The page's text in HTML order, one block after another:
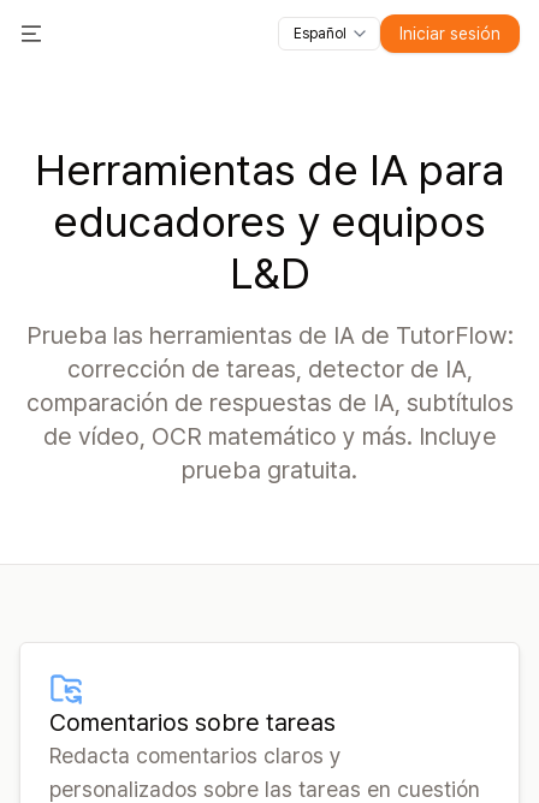
Todas las funciones VídeosDiapositivas PruebasMódulos
Toggle Menu
Español Iniciar sesión
Herramientas de IA para
educadores y equipos
L&D
Prueba las herramientas de IA de TutorFlow:
corrección de tareas, detector de IA,
comparación de respuestas de IA, subtítulos
de vídeo, OCR matemático y más. Incluye
prueba gratuita.
Comentarios sobre tareas
Redacta comentarios claros y
personalizados sobre las tareas en cuestión